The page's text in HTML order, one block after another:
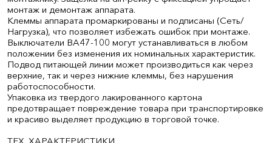
монтаж и демонтаж аппарата.
Клеммы аппарата промаркированы и подписаны (Сеть/
Нагрузка), что позволяет избежать ошибок при монтаже.
Выключатели ВА47-100 могут устанавливаться в любом
положении без изменения их номинальных характеристик.
Подвод питающей линии может производиться как через
верхние, так и через нижние клеммы, без нарушения
работоспособности.
Упаковка из твердого лакированного картона
предотвращает повреждение товара при транспортировке
и красиво выделяет продукцию в торговой точке.